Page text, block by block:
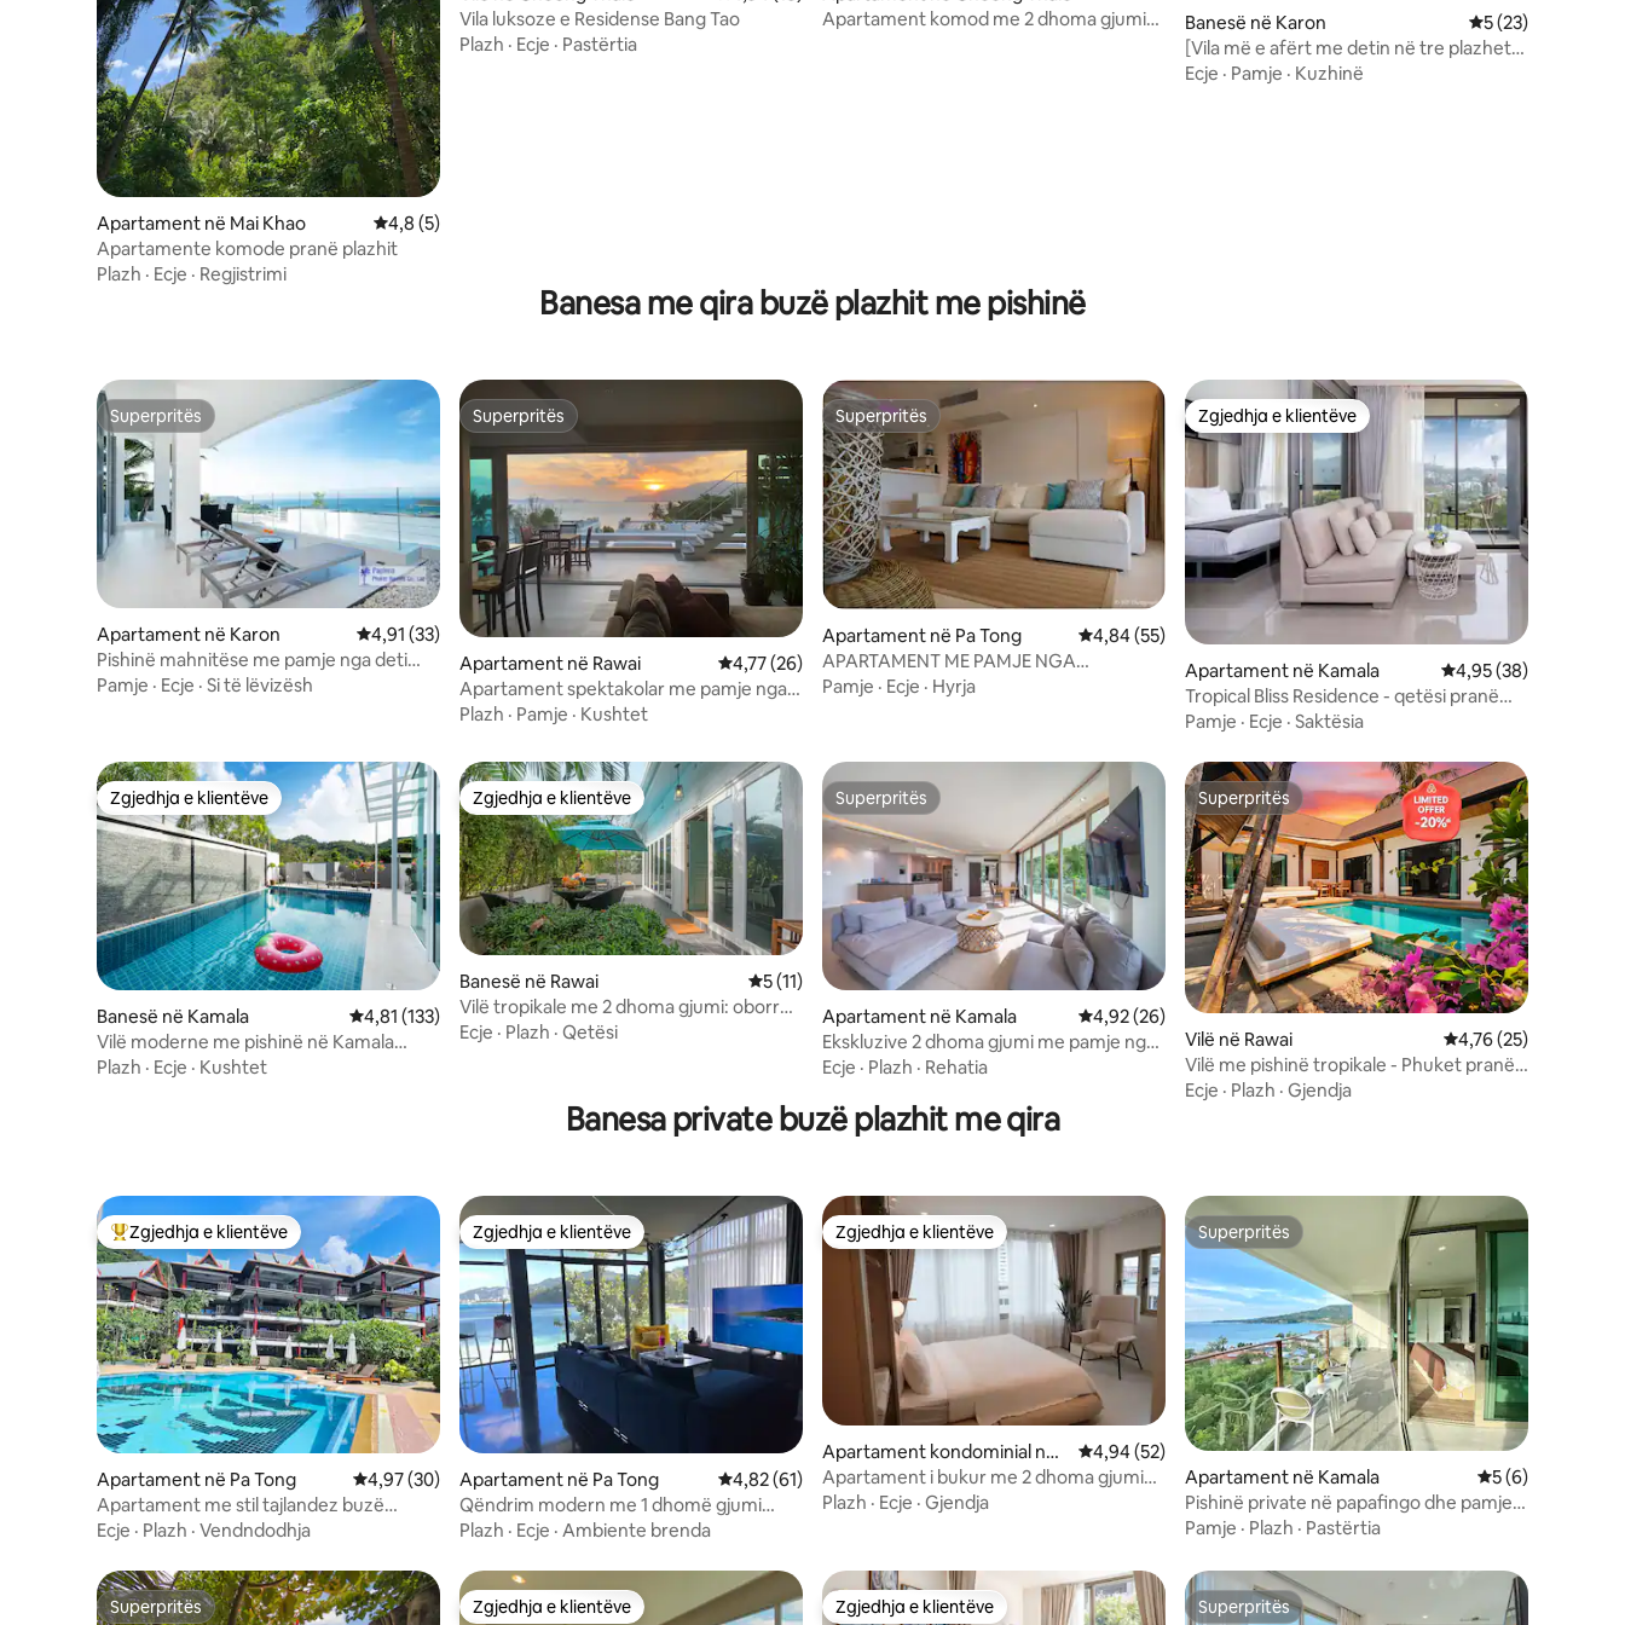
Apartament në Mai Khao Vlerësimi mesatar 4,8 nga 5, 5 vlerësime
4,8 (5)
Apartamente komode pranë plazhit
Plazh · Ecje · Regjistrimi
Vila luksoze e Residense Bang Tao
Plazh · Ecje · Pastërtia
Apartament komod me 2 dhoma gjumi
Banesë në Karon Vlerësimi mesatar
5 (23)
[Vila më e afërt me detin në tre plazhet
kryesore të Kataka Patong] [Vila e vetme
Ecje · Pamje · Kuzhinë
Banesa me qira buzë plazhit me pishinë
Superpritës
Superpritës
Apartament në Karon Vlerësimi mesatar 4,91 nga 5, 33 vlerësime
4,91 (33)
Pishinë mahnitëse me pamje nga deti
Jacuzi private me 3 dhoma gjumi
Pamje · Ecje · Si të lëvizësh
Superpritës
Superpritës
Apartament në Rawai Vlerësimi mesatar 4,77 nga 5, 26 vlerësime
4,77 (26)
Apartament spektakolar me pamje nga
oqeani në Phuket
Plazh · Pamje · Kushtet
Superpritës
Superpritës
Apartament në Pa Tong Vlerësimi mesatar 4,84 nga 5, 55 vlerësime
4,84 (55)
APARTAMENT ME PAMJE NGA
PERËNDIMI I DIELLIT DIZAJN DHE
Pamje · Ecje · Hyrja
Zgjedhja e klientëve
Zgjedhja e klientëve
Apartament në Kamala Vlerësimi mesatar
4,95 (38)
Tropical Bliss Residence - qetësi pranë
oqeanit.
Pamje · Ecje · Saktësia
Zgjedhja e klientëve
Zgjedhja e klientëve
Banesë në Kamala Vlerësimi mesatar 4,81 nga 5, 133 vlerësime
4,81 (133)
Vilë moderne me pishinë në Kamala
Beach
Plazh · Ecje · Kushtet
Zgjedhja e klientëve
Zgjedhja e klientëve
Banesë në Rawai Vlerësimi mesatar 5 nga 5, 11 vlerësime
5 (11)
Vilë tropikale me 2 dhoma gjumi: oborr
me pishinë dhe shëtitje në det
Ecje · Plazh · Qetësi
Superpritës
Superpritës
Apartament në Kamala Vlerësimi mesatar 4,92 nga 5, 26 vlerësime
4,92 (26)
Ekskluzive 2 dhoma gjumi me pamje nga
deti/3 minuta më këmbë deri në
shumëfishta/me hapësirë/banjë
Ecje · Plazh · Rehatia
Superpritës
Superpritës
Vilë në Rawai Vlerësimi mesatar
4,76 (25)
Vilë me pishinë tropikale - Phuket pranë
detit
Ecje · Plazh · Gjendja
Banesa private buzë plazhit me qira
Më të mirat e zgjedhjeve të klientëve
Zgjedhja e klientëve
Apartament në Pa Tong Vlerësimi mesatar 4,97 nga 5, 30 vlerësime
4,97 (30)
Apartament me stil tajlandez buzë
plazhit 112 metra katrorë.
Ecje · Plazh · Vendndodhja
Zgjedhja e klientëve
Zgjedhja e klientëve
Apartament në Pa Tong Vlerësimi mesatar 4,82 nga 5, 61 vlerësime
4,82 (61)
Qëndrim modern me 1 dhomë gjumi
buzë plazhit - Disa hapa larg plazhit
Plazh · Ecje · Ambiente brenda
Zgjedhja e klientëve
Zgjedhja e klientëve
Apartament kondominial në
Pa Tong
Vlerësimi mesatar 4,94 nga 5, 52 vlerësime
4,94 (52)
Apartament i bukur me 2 dhoma gjumi
në plazhin Patong 1 minutë më këmbë
Plazh · Ecje · Gjendja
Superpritës
Superpritës
Apartament në Kamala Vlerësimi
5 (6)
Pishinë private në papafingo dhe pamje
nga deti · Hapa për në plazh
Pamje · Plazh · Pastërtia
Superpritës
Superpritës Zgjedhja e klientëve
Zgjedhja e klientëve Zgjedhja e klientëve
Zgjedhja e klientëve Superpritës
Superpritës